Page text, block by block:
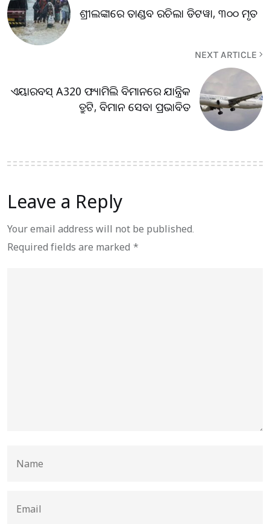
ଶ୍ରୀଲଙ୍କାରେ ତାଣ୍ଡବ ରଚିଲା ଡିଟୱା, ୩୦୦ ମୃତ
NEXT ARTICLE
ଏୟାରବସ୍ A320 ଫ୍ୟାମିଲି ବିମାନରେ ଯାନ୍ତ୍ରିକ
ତ୍ରୁଟି, ବିମାନ ସେବା ପ୍ରଭାବିତ
Leave a Reply
Your email address will not be published.
Required fields are marked *